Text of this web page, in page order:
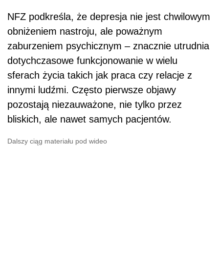
NFZ podkreśla, że depresja nie jest chwilowym
obniżeniem nastroju, ale poważnym
zaburzeniem psychicznym – znacznie utrudnia
dotychczasowe funkcjonowanie w wielu
sferach życia takich jak praca czy relacje z
innymi ludźmi. Często pierwsze objawy
pozostają niezauważone, nie tylko przez
bliskich, ale nawet samych pacjentów.
Dalszy ciąg materiału pod wideo